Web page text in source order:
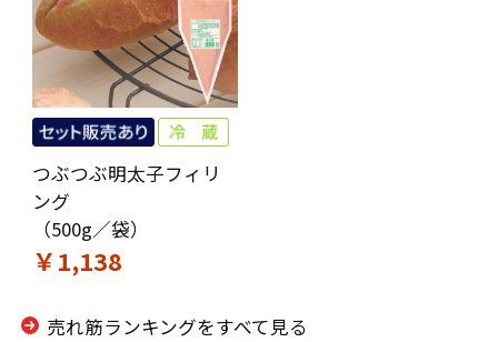
つぶつぶ明太子フィリ
ング
（500g／袋）
￥1,138
売れ筋ランキングをすべて見る